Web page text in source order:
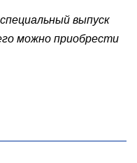
выпуск
можно приобрести